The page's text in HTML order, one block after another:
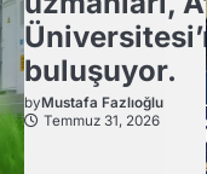
buluşuyor.
byMustafa Fazlıoğlu
Temmuz 31, 2026